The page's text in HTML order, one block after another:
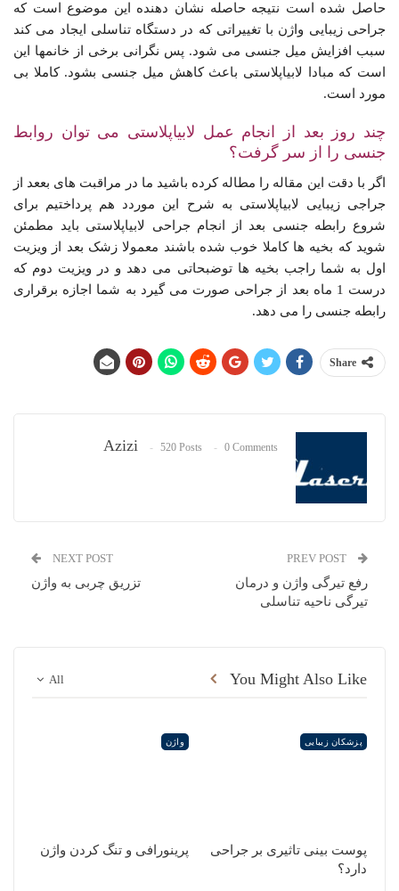
حاصل شده است نتیجه حاصله نشان دهنده این موضوع است که
جراحی زیبایی واژن با تغییراتی که در دستگاه تناسلی ایجاد می کند
سبب افزایش میل جنسی می شود. پس نگرانی برخی از خانمها این
است که مبادا لابیاپلاستی باعث کاهش میل جنسی بشود. کاملا بی
مورد است.
چند روز بعد از انجام عمل لابیاپلاستی می توان روابط
جنسی را از سر گرفت؟
اگر با دقت این مقاله را مطاله کرده باشید ما در مراقبت های بععد از
جراجی زیبایی لابیاپلاستی به شرح این موردد هم پرداختیم برای
شروع رابطه جنسی بعد از انجام جراحی لابیاپلاستی باید مطمئن
شوید که بخیه ها کاملا خوب شده باشند معمولا زشک بعد از ویزیت
اول به شما راجب بخیه ها توضبحاتی می دهد و در ویزیت دوم که
درست 1 ماه بعد از جراحی صورت می گیرد به شما اجازه برقراری
رابطه جنسی را می دهد.
Share
Azizi 520 Posts 0 Comments
رفع تیرگی واژن و درمان
تیرگی ناحیه تناسلی
NEXT POST
تزریق چربی به واژن
All You Might Also Like
پزشکان زیبایی
پوست بینی تاثیری بر جراحی
دارد؟
واژن
پرینورافی و تنگ کردن واژن